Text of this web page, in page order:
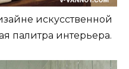
искусственной
палитра интерьера.